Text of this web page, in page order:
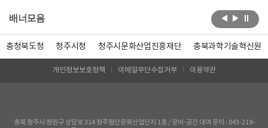
배너모음
충청북도청 청주시청 청주시문화산업진흥재단 충북과학기술혁신원
개인정보보호정책 이메일무단수집거부 이용약관
충북 청주시 청원구 상당로 314 청주첨단문화산업단지 1층 / 장비-공간 대여 문의 : 043-219-